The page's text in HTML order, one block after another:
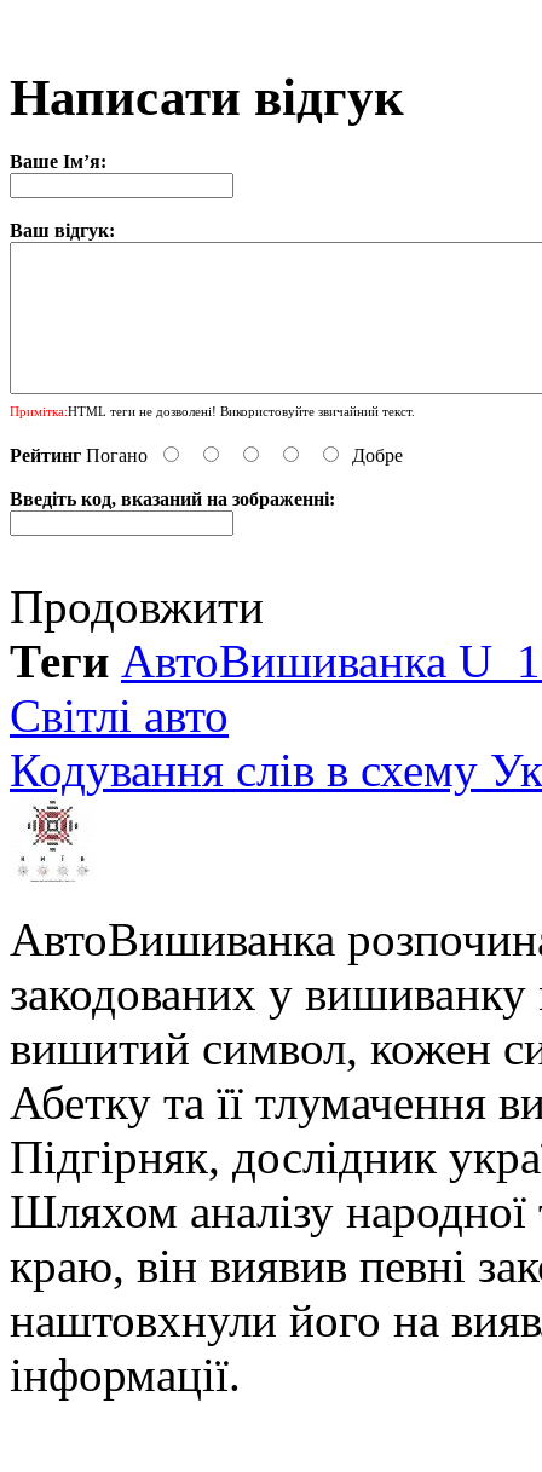
Написати відгук
Ваше Ім’я:
Ваш відгук:
Примітка:HTML теги не дозволені! Використовуйте звичайний текст.
Рейтинг Погано Добре
Введіть код, вказаний на зображенні:
Продовжити
Теги АвтоВишиванка
Світлі авто
Кодування слів в схему
АвтоВишиванка
закодованих у
вишитий символ, кожен
Абетку та її тлумачення
Підгірняк, дослідник
Шляхом аналізу народної
краю, він виявив певні
наштовхнули його на
інформації.